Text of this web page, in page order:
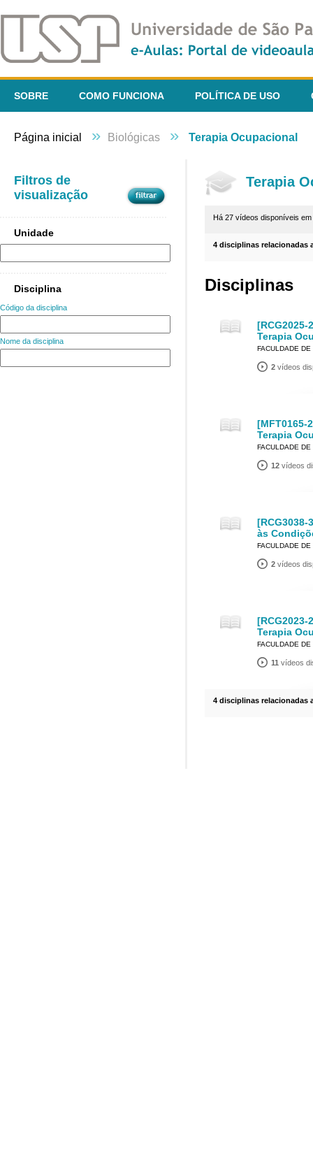
SOBRE COMO FUNCIONA POLÍTICA DE USO
Página inicial » Biológicas » Terapia Ocupacional
Filtros de
visualização
Unidade
Disciplina
Código da disciplina
Nome da disciplina
Terapia
Há 27 vídeos disponíveis em
4 disciplinas relacionadas
Disciplinas
Terapia
FACULDADE
2 vídeos
[MFT0165-
Terapia
FACULDADE DE
12 vídeos
às
FACULDADE
2 vídeos
Terapia
FACULDADE
11 vídeos
4 disciplinas relacionadas